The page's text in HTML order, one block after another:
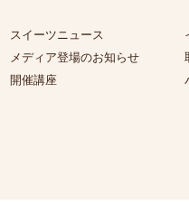
スイーツニュース
メディア登場のお知らせ
開催講座